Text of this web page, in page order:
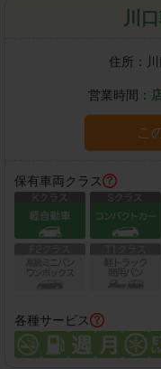
川
住所：
営業時間：
こ
保有車両クラス
各種サービス